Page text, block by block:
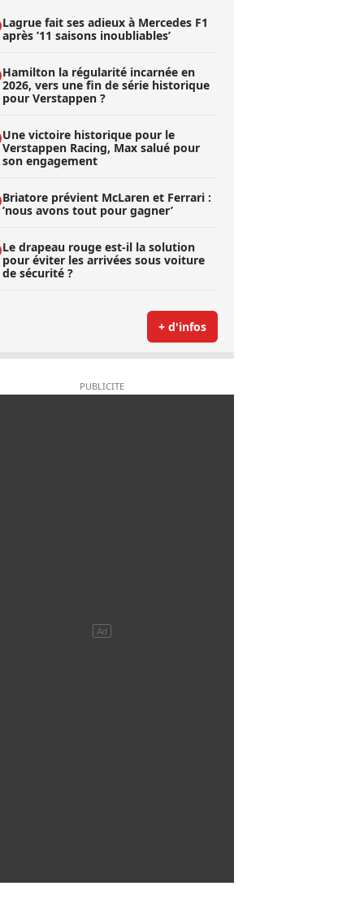
Lagrue fait ses adieux à Mercedes F1
après ’11 saisons inoubliables’
Hamilton la régularité incarnée en
2026, vers une fin de série historique
pour Verstappen ?
Une victoire historique pour le
Verstappen Racing, Max salué pour
son engagement
Briatore prévient McLaren et Ferrari :
’nous avons tout pour gagner’
Le drapeau rouge est-il la solution
pour éviter les arrivées sous voiture
de sécurité ?
+ d'infos